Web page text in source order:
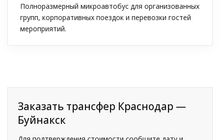
Полноразмерный микроавтобус для организованных
групп, корпоративных поездок и перевозки гостей
мероприятий.
Заказать трансфер Краснодар —
Буйнакск